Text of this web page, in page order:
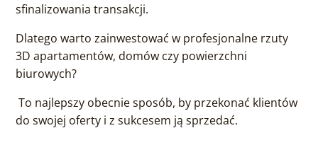
sfinalizowania transakcji.
Dlatego warto zainwestować w profesjonalne rzuty
3D apartamentów, domów czy powierzchni
biurowych?
To najlepszy obecnie sposób, by przekonać klientów
do swojej oferty i z sukcesem ją sprzedać.